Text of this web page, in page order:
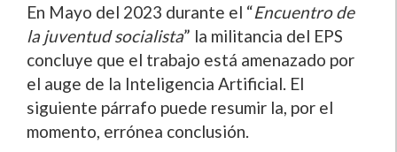
En Mayo del 2023 durante el “Encuentro de
la juventud socialista” la militancia del EPS
concluye que el trabajo está amenazado por
el auge de la Inteligencia Artificial. El
siguiente párrafo puede resumir la, por el
momento, errónea conclusión.